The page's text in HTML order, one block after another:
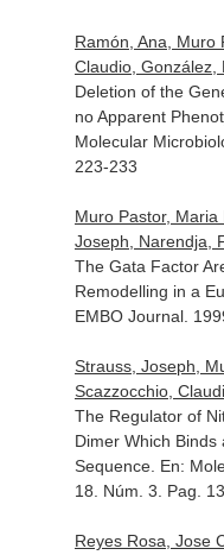
Ramón, Ana, Muro
Claudio, González,
Deletion of the
no Apparent
Molecular
223-233
Muro Pastor, Maria
Joseph, Narendja,
The Gata Factor
Remodelling in a
EMBO Journal.
Strauss, Joseph,
Scazzocchio,
The Regulator of
Dimer Which
Sequence. En:
18. Núm. 3. Pag.
Reyes Rosa, Jose